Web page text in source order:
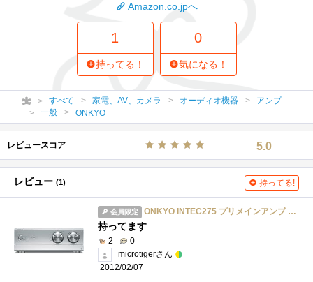
Amazon.co.jpへ
1
持ってる！
0
気になる！
すべて 家電、AV、カメラ オーディオ機器
アンプ
一般
ONKYO
レビュースコア 5.0
レビュー (1) 持ってる!
会員限定 ONKYO INTEC275 プリメインアンプ 200W+200W A-933(S) /シルバー
持ってます
2
0
microtigerさん
2012/02/07